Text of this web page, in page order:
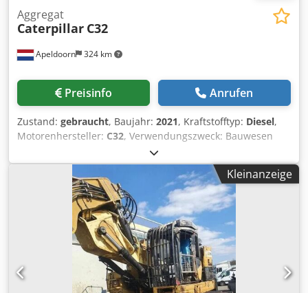
Apeldoorn 324 km
Aggregat
Caterpillar C32
Preisinfo Anrufen
Zustand: gebraucht, Baujahr: 2021, Kraftstofftyp: Diesel,
Motorenhersteller: C32, Verwendungszweck: Bauwesen
Leergewicht: 18.221 kg Generatorleistung: 1.100 kVA
Transportabmessungen (L x B x H): 20 ft HC container
Wenden Sie sich an Sales Department, um weitere
Informationen zu erhalten. Über 85 Jahre Sales-Erfahrung
in den Niederlanden. Ein Expertenteam, das nach
individuellen Lösungen für Ihren Bedarf sucht. 1000
Stunden oder 1 Jahr Garantie: optimale Sicherheit. Rund
um die Uhr an sieben Tagen in der Woche erreichbar.
Schneller Service. Chodpjvyn A Uofx Acysa Großer Vorrat,
direkt lieferbar.
Kleinanzeige